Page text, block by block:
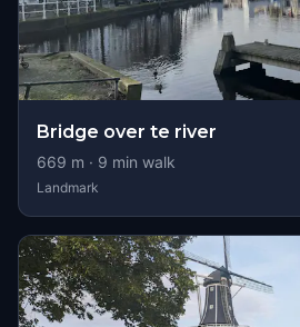
Bridge over te river
669 m · 9 min walk
Landmark